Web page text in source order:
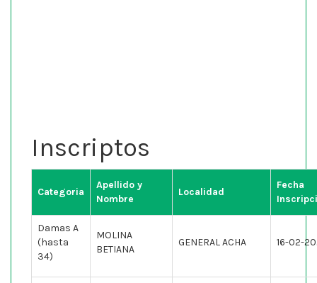
Inscriptos
Categoria
Apellido y
Nombre
Localidad
Fecha
Damas A
(hasta
34)
MOLINA
BETIANA
GENERAL ACHA 16-02-